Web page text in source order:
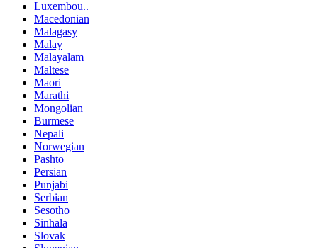
Luxembou..
Macedonian
Malagasy
Malay
Malayalam
Maltese
Maori
Marathi
Mongolian
Burmese
Nepali
Norwegian
Pashto
Persian
Punjabi
Serbian
Sesotho
Sinhala
Slovak